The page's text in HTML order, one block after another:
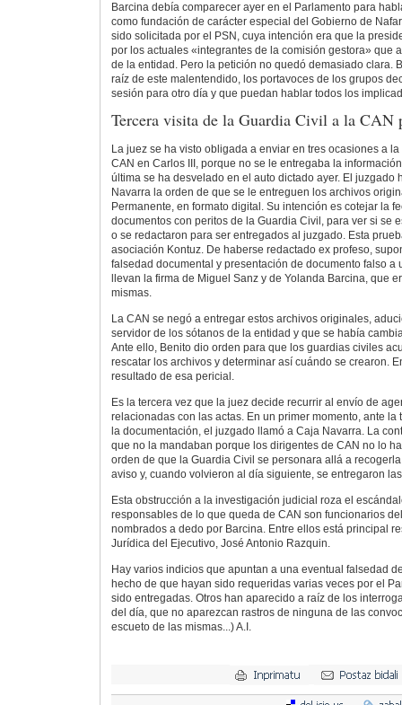
Barcina debía comparecer ayer en el Parlamento para
como fundación de carácter especial del Gobierno de
sido solicitada por el PSN, cuya intención era que la
por los actuales «integrantes de la comisión gestora» que
de la entidad. Pero la petición no quedó demasiado clara.
raíz de este malentendido, los portavoces de los grupos
sesión para otro día y que puedan hablar todos los
Tercera visita de la Guardia Civil a la CAN
La juez se ha visto obligada a enviar en tres ocasiones a
CAN en Carlos III, porque no se le entregaba la
última se ha desvelado en el auto dictado ayer. El juzgado
Navarra la orden de que se le entreguen los archivos
Permanente, en formato digital. Su intención es cotejar la
documentos con peritos de la Guardia Civil, para ver si se
o se redactaron para ser entregados al juzgado. Esta
asociación Kontuz. De haberse redactado ex profeso,
falsedad documental y presentación de documento falso a
llevan la firma de Miguel Sanz y de Yolanda Barcina, que
mismas.
La CAN se negó a entregar estos archivos originales,
servidor de los sótanos de la entidad y que se había
Ante ello, Benito dio orden para que los guardias civiles
rescatar los archivos y determinar así cuándo se crearon.
resultado de esa pericial.
Es la tercera vez que la juez decide recurrir al envío de
relacionadas con las actas. En un primer momento, ante
la documentación, el juzgado llamó a Caja Navarra. La
que no la mandaban porque los dirigentes de CAN no lo
orden de que la Guardia Civil se personara allá a
aviso y, cuando volvieron al día siguiente, se entregaron
Esta obstrucción a la investigación judicial roza el
responsables de lo que queda de CAN son funcionarios
nombrados a dedo por Barcina. Entre ellos está principal
Jurídica del Ejecutivo, José Antonio Razquin.
Hay varios indicios que apuntan a una eventual falsedad
hecho de que hayan sido requeridas varias veces por el
sido entregadas. Otros han aparecido a raíz de los
del día, que no aparezcan rastros de ninguna de las
escueto de las mismas...) A.I.